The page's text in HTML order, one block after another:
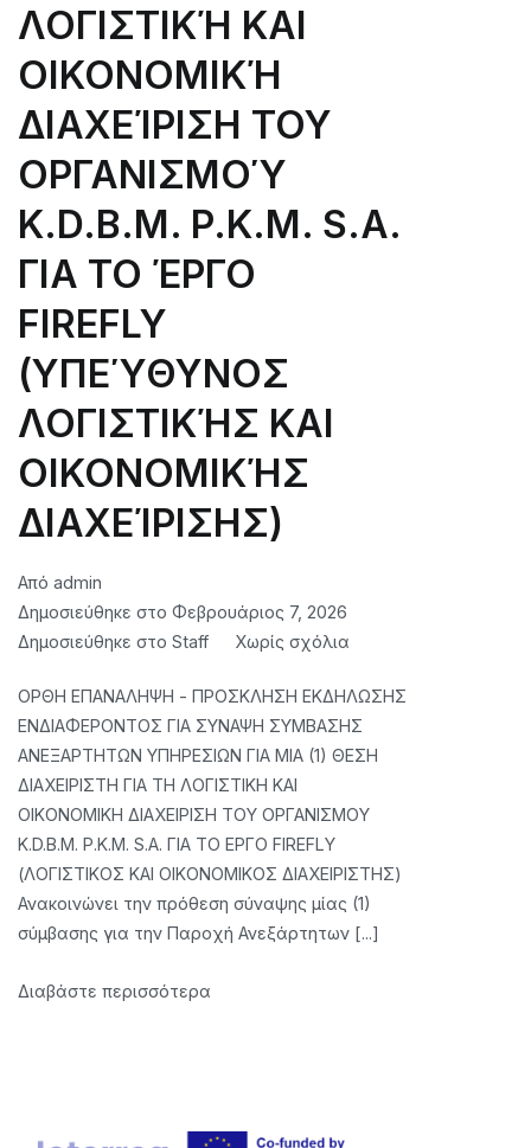
ΛΟΓΙΣΤΙΚΉ ΚΑΙ
ΟΙΚΟΝΟΜΙΚΉ
ΔΙΑΧΕΊΡΙΣΗ ΤΟΥ
ΟΡΓΑΝΙΣΜΟΎ
K.D.B.M. P.K.M. S.A.
ΓΙΑ ΤΟ ΈΡΓΟ
FIREFLY
(ΥΠΕΎΘΥΝΟΣ
ΛΟΓΙΣΤΙΚΉΣ ΚΑΙ
ΟΙΚΟΝΟΜΙΚΉΣ
ΔΙΑΧΕΊΡΙΣΗΣ)
Από admin
Δημοσιεύθηκε στο Φεβρουάριος 7, 2026
Δημοσιεύθηκε στο Staff Χωρίς σχόλιαστο
REPEAT
–
INVITATION
EXPRESSION
INTEREST
FOR
CONCLUSION
ΟΡΘΗ ΕΠΑΝΑΛΗΨΗ - ΠΡΟΣΚΛΗΣΗ ΕΚΔΗΛΩΣΗΣ
ΕΝΔΙΑΦΕΡΟΝΤΟΣ ΓΙΑ ΣΥΝΑΨΗ ΣΥΜΒΑΣΗΣ
ΑΝΕΞΑΡΤΗΤΩΝ ΥΠΗΡΕΣΙΩΝ ΓΙΑ ΜΙΑ (1) ΘΕΣΗ
ΔΙΑΧΕΙΡΙΣΤΗ ΓΙΑ ΤΗ ΛΟΓΙΣΤΙΚΗ ΚΑΙ
ΟΙΚΟΝΟΜΙΚΗ ΔΙΑΧΕΙΡΙΣΗ ΤΟΥ ΟΡΓΑΝΙΣΜΟΥ
K.D.B.M. P.K.M. S.A. ΓΙΑ ΤΟ ΕΡΓΟ FIREFLY
(ΛΟΓΙΣΤΙΚΟΣ ΚΑΙ ΟΙΚΟΝΟΜΙΚΟΣ ΔΙΑΧΕΙΡΙΣΤΗΣ)
Ανακοινώνει την πρόθεση σύναψης μίας (1)
σύμβασης για την Παροχή Ανεξάρτητων [...]
Διαβάστε περισσότερα